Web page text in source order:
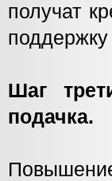
получат
поддержку
Шаг
подачка.